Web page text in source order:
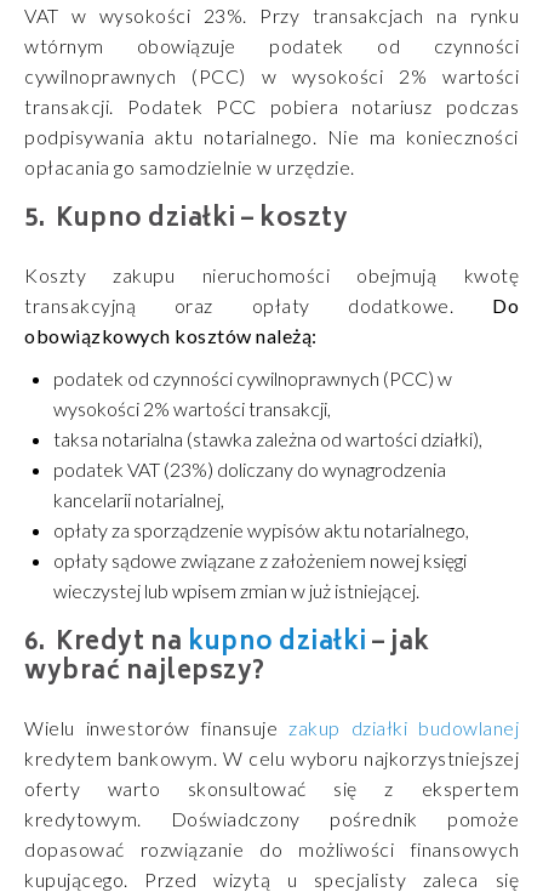
VAT w wysokości 23%. Przy transakcjach na rynku
wtórnym obowiązuje podatek od czynności
cywilnoprawnych (PCC) w wysokości 2% wartości
transakcji. Podatek PCC pobiera notariusz podczas
podpisywania aktu notarialnego. Nie ma konieczności
opłacania go samodzielnie w urzędzie.
Kupno działki – koszty
Koszty zakupu nieruchomości obejmują kwotę
transakcyjną oraz opłaty dodatkowe. Do
obowiązkowych kosztów należą:
podatek od czynności cywilnoprawnych (PCC) w
wysokości 2% wartości transakcji,
taksa notarialna (stawka zależna od wartości działki),
podatek VAT (23%) doliczany do wynagrodzenia
kancelarii notarialnej,
opłaty za sporządzenie wypisów aktu notarialnego,
opłaty sądowe związane z założeniem nowej księgi
wieczystej lub wpisem zmian w już istniejącej.
Kredyt na kupno działki– jak
wybrać najlepszy?
Wielu inwestorów finansuje zakup działki budowlanej
kredytem bankowym. W celu wyboru najkorzystniejszej
oferty warto skonsultować się z ekspertem
kredytowym. Doświadczony pośrednik pomoże
dopasować rozwiązanie do możliwości finansowych
kupującego. Przed wizytą u specjalisty zaleca się